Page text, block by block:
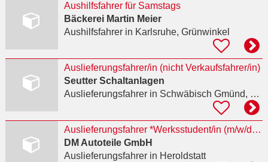
Aushilfsfahrer für Samstags
Bäckerei Martin Meier
Aushilfsfahrerin Karlsruhe, Grünwinkel
Auslieferungsfahrer/in (nicht Verkaufsfahrer/in)
Seutter Schaltanlagen
Auslieferungsfahrerin Schwäbisch Gmünd, Bettringen
Auslieferungsfahrer *Werksstudent/in (m/w/d)**planbare Arbeitszeit
DM Autoteile GmbH
Auslieferungsfahrerin Heroldstatt